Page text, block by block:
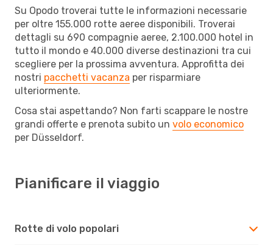
Su Opodo troverai tutte le informazioni necessarie
per oltre 155.000 rotte aeree disponibili. Troverai
dettagli su 690 compagnie aeree, 2.100.000 hotel in
tutto il mondo e 40.000 diverse destinazioni tra cui
scegliere per la prossima avventura. Approfitta dei
nostri pacchetti vacanza per risparmiare
ulteriormente.
Cosa stai aspettando? Non farti scappare le nostre
grandi offerte e prenota subito un volo economico
per Düsseldorf.
Pianificare il viaggio
Rotte di volo popolari